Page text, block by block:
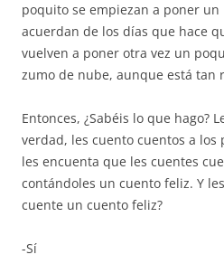
poquito se empiezan a poner
acuerdan de los días que hace
vuelven a poner otra vez un
zumo de nube, aunque está tan
Entonces, ¿Sabéis lo que hago?
verdad, les cuento cuentos a los
les encuenta que les cuentes
contándoles un cuento feliz. Y
cuente un cuento feliz?
-Sí